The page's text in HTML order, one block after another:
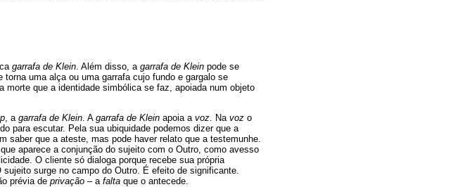
garrafa de Klein . Além disso, a garrafa de Klein pode se
uma alça ou uma garrafa cujo fundo e gargalo se
que a identidade simbólica se faz, apoiada num objeto
, a garrafa de Klein . A garrafa de Klein apoia a voz . Na voz o
para escutar. Pela sua ubiquidade podemos dizer que a
saber que a ateste, mas pode haver relato que a testemunhe.
aparece a conjunção do sujeito com o Outro, como avesso
O cliente só dialoga porque recebe sua própria
sujeito surge no campo do Outro. É efeito de significante.
prévia de privação – a falta que o antecede.